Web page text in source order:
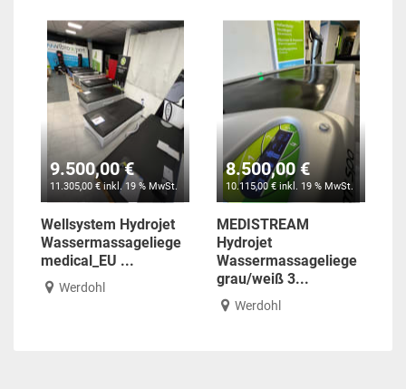
9.500,00 €
11.305,00 € inkl. 19 % MwSt.
Wellsystem Hydrojet
Wassermassageliege
medical_EU ...
Werdohl
8.500,00 €
10.115,00 € inkl. 19 % MwSt.
MEDISTREAM
Hydrojet
Wassermassageliege
grau/weiß 3...
Werdohl